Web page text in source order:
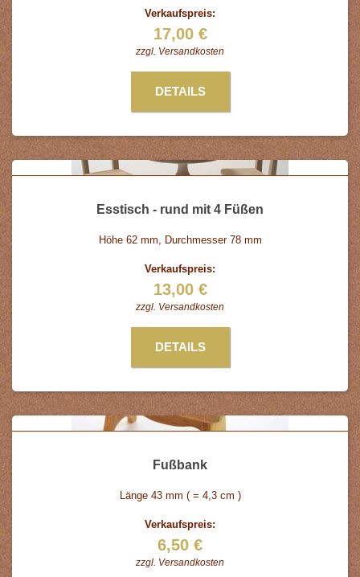
Verkaufspreis:
17,00 €
zzgl. Versandkosten
DETAILS
Esstisch - rund mit 4 Füßen
Höhe 62 mm, Durchmesser 78 mm
Verkaufspreis:
13,00 €
zzgl. Versandkosten
DETAILS
Fußbank
Länge 43 mm ( = 4,3 cm )
Verkaufspreis:
6,50 €
zzgl. Versandkosten